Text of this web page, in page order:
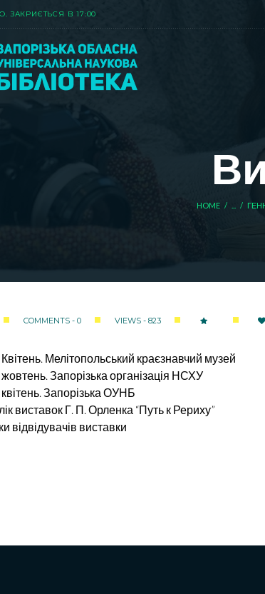
ЗАКРИЄТЬСЯ В 17:00
HOME
COMMENTS - 0 VIEWS - 823
Мелітопольський краєзнавчий музей
Запорізька організація НСХУ
Запорізька ОУНБ
виставок Г. П. Орленка “Путь к Рериху”
відвідувачів виставки